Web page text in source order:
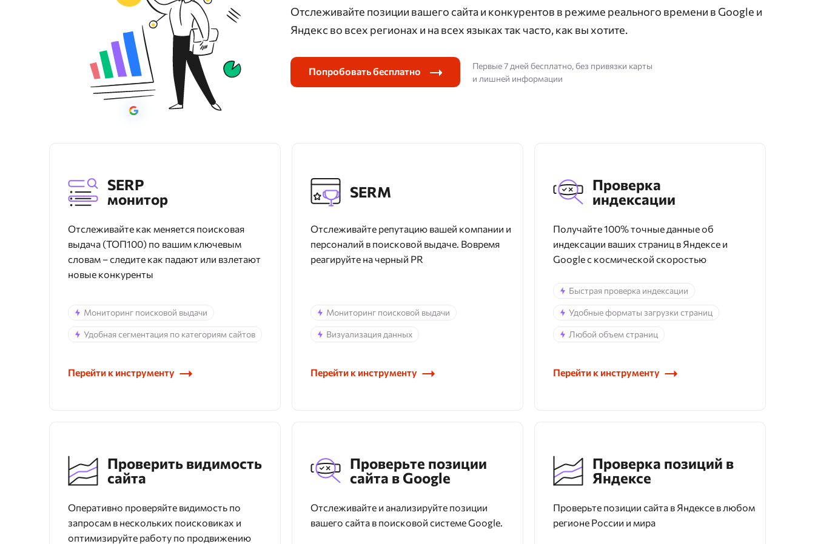
Отслеживайте позиции вашего сайта и конкурентов в режиме реального времени в Google и
Яндекс во всех регионах и на всех языках так часто, как вы хотите.
Попробовать бесплатно
Первые 7 дней бесплатно, без привязки карты
и лишней информации
SERP
монитор
Отслеживайте как меняется поисковая
выдача (ТОП100) по вашим ключевым
словам – следите как падают или взлетают
новые конкуренты
Мониторинг поисковой выдачи
Удобная сегментация по категориям сайтов
Перейти к инструменту
SERM
Отслеживайте репутацию вашей компании и
персоналий в поисковой выдаче. Вовремя
реагируйте на черный PR
Мониторинг поисковой выдачи
Визуализация данных
Перейти к инструменту
Проверка
индексации
Получайте 100% точные данные об
индексации ваших страниц в Яндексе и
Google с космической скоростью
Быстрая проверка индексации
Удобные форматы загрузки страниц
Любой объем страниц
Перейти к инструменту
Проверить видимость
сайта
Оперативно проверяйте видимость по
запросам в нескольких поисковиках и
оптимизируйте работу по продвижению
Проверьте позиции
сайта в Google
Отслеживайте и анализируйте позиции
вашего сайта в поисковой системе Google.
Проверка позиций в
Яндексе
Проверьте позиции сайта в Яндексе в любом
регионе России и мира